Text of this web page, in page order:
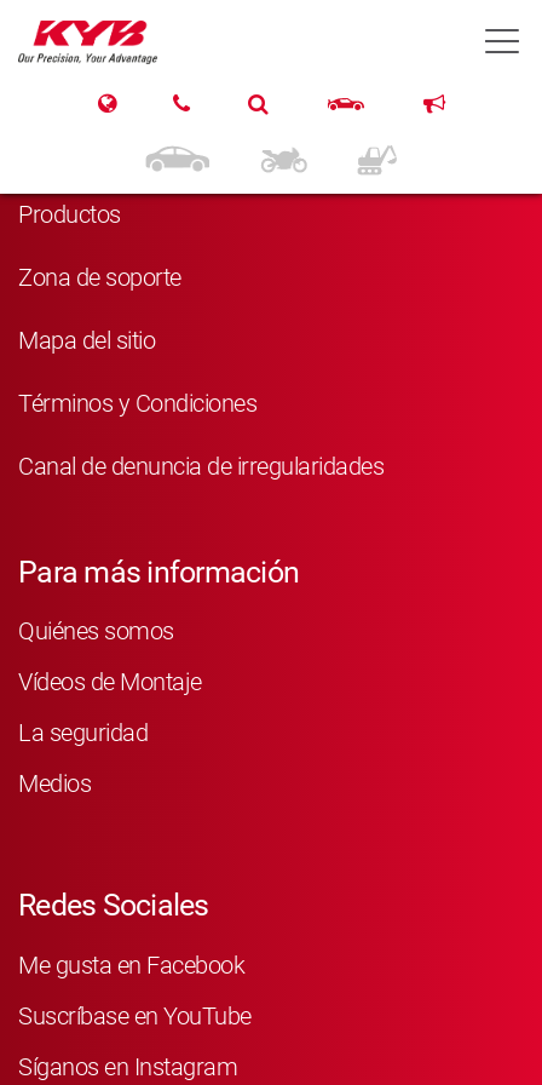
Navegación
Productos
Zona de soporte
Mapa del sitio
Términos y Condiciones
Canal de denuncia de irregularidades
Para más información
Quiénes somos
Vídeos de Montaje
La seguridad
Medios
Redes Sociales
Me gusta en Facebook
Suscríbase en YouTube
Síganos en Instagram